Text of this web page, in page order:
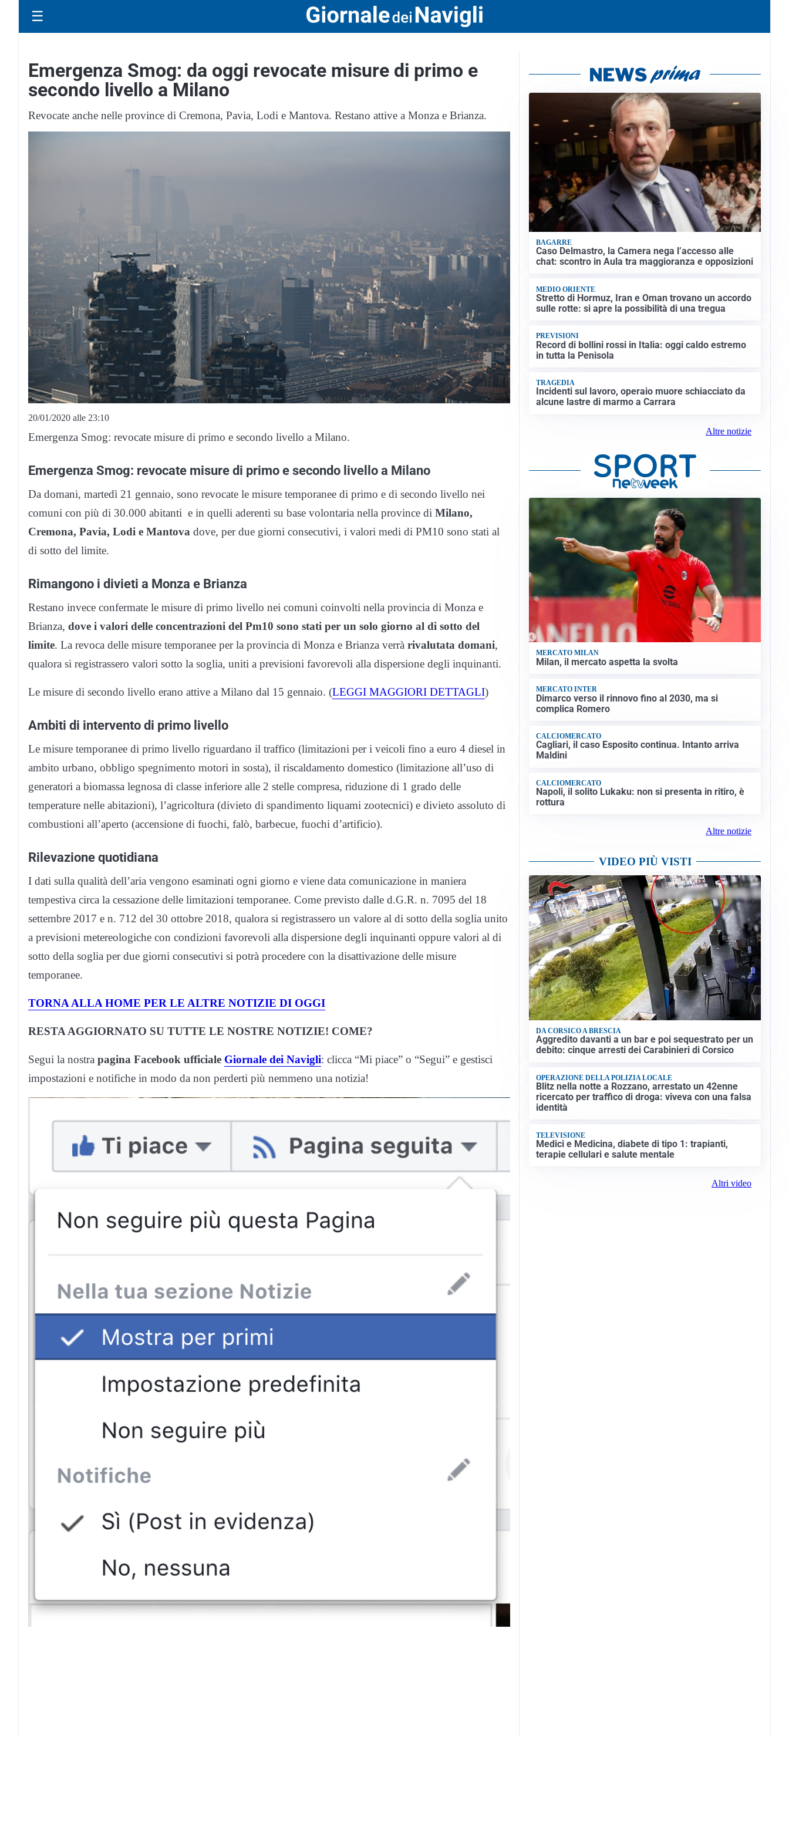
☰
Emergenza Smog: da oggi revocate misure di primo e
secondo livello a Milano
Revocate anche nelle province di Cremona, Pavia, Lodi e Mantova. Restano attive a Monza e Brianza.
20/01/2020 alle 23:10
Emergenza Smog: revocate misure di primo e secondo livello a Milano.
Emergenza Smog: revocate misure di primo e secondo livello a Milano
Da domani, martedì 21 gennaio, sono revocate le misure temporanee di primo e di secondo livello nei
comuni con più di 30.000 abitanti e in quelli aderenti su base volontaria nella province di Milano,
Cremona, Pavia, Lodi e Mantova dove, per due giorni consecutivi, i valori medi di PM10 sono stati al
di sotto del limite.
Rimangono i divieti a Monza e Brianza
Restano invece confermate le misure di primo livello nei comuni coinvolti nella provincia di Monza e
Brianza, dove i valori delle concentrazioni del Pm10 sono stati per un solo giorno al di sotto del
limite. La revoca delle misure temporanee per la provincia di Monza e Brianza verrà rivalutata domani,
qualora si registrassero valori sotto la soglia, uniti a previsioni favorevoli alla dispersione degli inquinanti.
Le misure di secondo livello erano attive a Milano dal 15 gennaio. (LEGGI MAGGIORI DETTAGLI)
Ambiti di intervento di primo livello
Le misure temporanee di primo livello riguardano il traffico (limitazioni per i veicoli fino a euro 4 diesel in
ambito urbano, obbligo spegnimento motori in sosta), il riscaldamento domestico (limitazione all’uso di
generatori a biomassa legnosa di classe inferiore ‪alle 2 stelle compresa, riduzione di 1 grado delle
temperature nelle abitazioni), l’agricoltura (divieto di spandimento liquami zootecnici) e divieto assoluto di
combustioni all’aperto (accensione di fuochi, falò, barbecue, fuochi d’artificio).
Rilevazione quotidiana
I dati sulla qualità dell’aria vengono esaminati ogni giorno e viene data comunicazione in maniera
tempestiva circa la cessazione delle limitazioni temporanee. Come previsto dalle d.G.R. n. 7095 del 18
settembre 2017 e n. 712 del 30 ottobre 2018, qualora si registrassero un valore al di sotto della soglia unito
a previsioni metereologiche con condizioni favorevoli alla dispersione degli inquinanti oppure valori al di
sotto della soglia per due giorni consecutivi si potrà procedere con la disattivazione delle misure
temporanee.
TORNA ALLA HOME PER LE ALTRE NOTIZIE DI OGGI
RESTA AGGIORNATO SU TUTTE LE NOSTRE NOTIZIE! COME?
Segui la nostra pagina Facebook ufficiale Giornale dei Navigli: clicca “Mi piace” o “Segui” e gestisci
impostazioni e notifiche in modo da non perderti più nemmeno una notizia!
BAGARRE
Caso Delmastro, la Camera nega l’accesso alle
chat: scontro in Aula tra maggioranza e opposizioni
MEDIO ORIENTE
Stretto di Hormuz, Iran e Oman trovano un accordo
sulle rotte: si apre la possibilità di una tregua
PREVISIONI
Record di bollini rossi in Italia: oggi caldo estremo
in tutta la Penisola
TRAGEDIA
Incidenti sul lavoro, operaio muore schiacciato da
alcune lastre di marmo a Carrara
Altre notizie
MERCATO MILAN
Milan, il mercato aspetta la svolta
MERCATO INTER
Dimarco verso il rinnovo fino al 2030, ma si
complica Romero
CALCIOMERCATO
Cagliari, il caso Esposito continua. Intanto arriva
Maldini
CALCIOMERCATO
Napoli, il solito Lukaku: non si presenta in ritiro, è
rottura
Altre notizie
VIDEO PIÙ VISTI
DA CORSICO A BRESCIA
Aggredito davanti a un bar e poi sequestrato per un
debito: cinque arresti dei Carabinieri di Corsico
OPERAZIONE DELLA POLIZIA LOCALE
Blitz nella notte a Rozzano, arrestato un 42enne
ricercato per traffico di droga: viveva con una falsa
identità
TELEVISIONE
Medici e Medicina, diabete di tipo 1: trapianti,
terapie cellulari e salute mentale
Altri video